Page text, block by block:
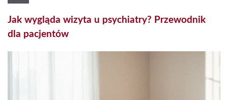
Jak wygląda wizyta u psychiatry? Przewodnik
dla pacjentów